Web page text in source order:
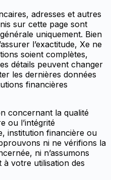
adresses et autres
sur cette page sont
uniquement. Bien
l’exactitude, Xe ne
soient complètes,
détails peuvent changer
les dernières données
financières
concernant la qualité
ou l’intégrité
institution financière ou
ni ne vérifions la
ni n’assumons
votre utilisation des